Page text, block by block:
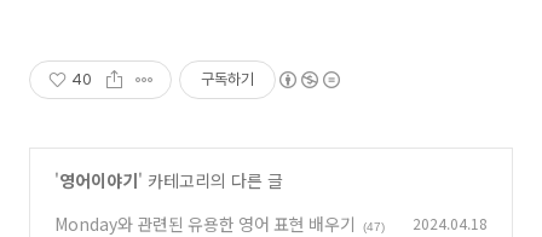
40 구독하기
'영어이야기' 카테고리의 다른 글
Monday와 관련된 유용한 영어 표현 배우기
(47) 2024.04.18